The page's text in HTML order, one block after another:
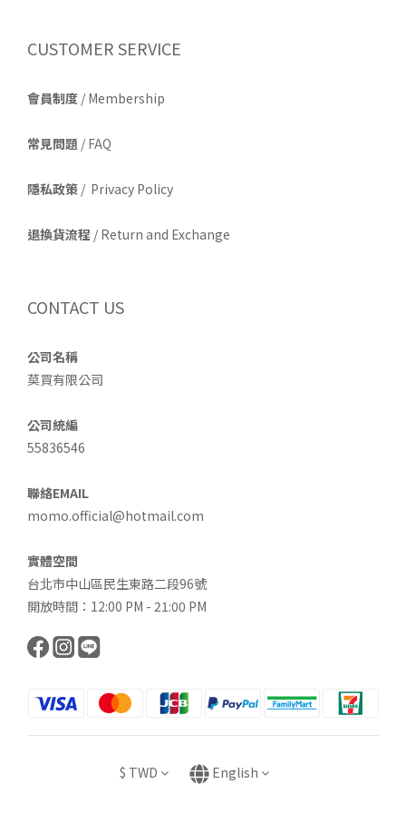
CUSTOMER SERVICE
會員制度 / Membership
常見問題 / FAQ
隱私政策 / Privacy Policy
退換貨流程 / Return and Exchange
CONTACT US
公司名稱
莫買有限公司
公司統編
55836546
聯絡EMAIL
momo.official@hotmail.com
實體空間
台北市中山區民生東路二段96號
開放時間：12:00 PM - 21:00 PM
$ TWD English